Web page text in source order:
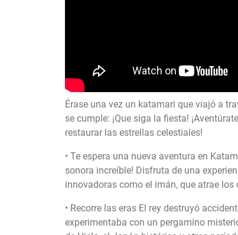
Érase una vez un katamari que viajó a
se cumple: ¡Que siga la fiesta!
restaurar las estrellas celestiales!
• Te espera una nueva aventura en
sonora increíble! Disfruta de una
innovadoras como el imán, que atrae los
• Recorre las eras El rey destruyó
experimentaba con un pergamino